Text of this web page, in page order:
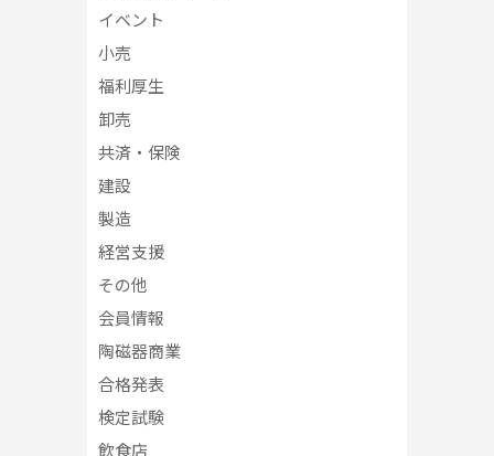
イベント
小売
福利厚生
卸売
共済・保険
建設
製造
経営支援
その他
会員情報
陶磁器商業
合格発表
検定試験
飲食店